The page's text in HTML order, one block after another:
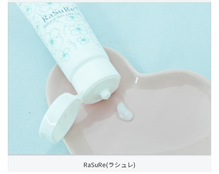
RaSuRe(ラシュレ)